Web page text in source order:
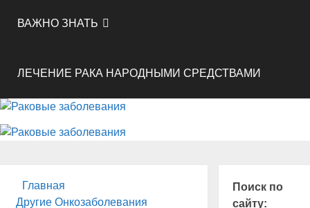
ВАЖНО ЗНАТЬ
ЛЕЧЕНИЕ РАКА НАРОДНЫМИ СРЕДСТВАМИ
Главная
Другие Онкозаболевания
Поиск по
сайту: